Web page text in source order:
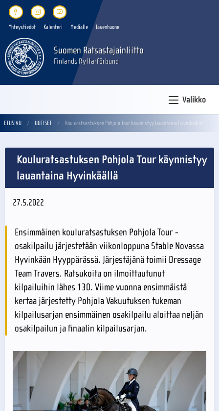
Yhteystiedot Kalenteri Medialle Jäsenhuone
Suomen Ratsastajainliitto
Finlands Ryttarförbund
Valikko
ETUSIVU UUTISET Kouluratsastuksen Pohjola Tour käynnistyy lauantaina Hyvinkäällä
Kouluratsastuksen Pohjola Tour käynnistyy
lauantaina Hyvinkäällä
27.5.2022
Ensimmäinen kouluratsastuksen Pohjola Tour -
osakilpailu järjestetään viikonloppuna Stable Novassa
Hyvinkään Hyyppärässä. Järjestäjänä toimii Dressage
Team Travers. Ratsukoita on ilmoittautunut
kilpailuihin lähes 130. Viime vuonna ensimmäistä
kertaa järjestetty Pohjola Vakuutuksen tukeman
kilpailusarjan ensimmäinen osakilpailu aloittaa neljän
osakilpailun ja finaalin kilpailusarjan.